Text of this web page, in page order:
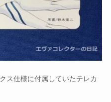
ス仕様に付属していたテレカ